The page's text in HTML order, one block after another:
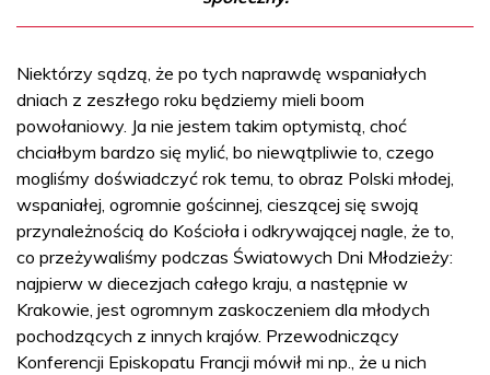
Niektórzy sądzą, że po tych naprawdę wspaniałych
dniach z zeszłego roku będziemy mieli boom
powołaniowy. Ja nie jestem takim optymistą, choć
chciałbym bardzo się mylić, bo niewątpliwie to, czego
mogliśmy doświadczyć rok temu, to obraz Polski młodej,
wspaniałej, ogromnie gościnnej, cieszącej się swoją
przynależnością do Kościoła i odkrywającej nagle, że to,
co przeżywaliśmy podczas Światowych Dni Młodzieży:
najpierw w diecezjach całego kraju, a następnie w
Krakowie, jest ogromnym zaskoczeniem dla młodych
pochodzących z innych krajów. Przewodniczący
Konferencji Episkopatu Francji mówił mi np., że u nich